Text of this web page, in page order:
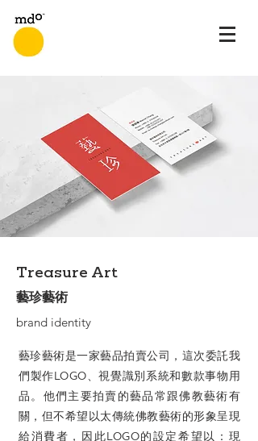
Treasure Art
藝珍藝術
brand identity
藝珍藝術是一家藝品拍賣公司，這次委託我
們製作LOGO、視覺識別系統和數款事物用
品。他們主要拍賣的藝品常跟佛教藝術有
關，但不希望以太傳統佛教藝術的形象呈現
給消費者，因此LOGO的設定希望以：現